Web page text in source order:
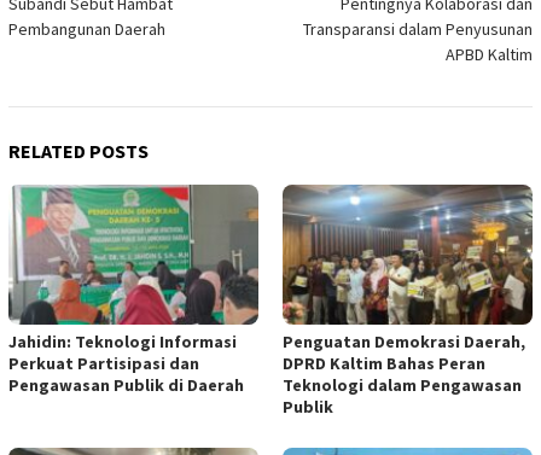
Pembangunan Daerah
Transparansi dalam Penyusunan
APBD Kaltim
RELATED POSTS
Jahidin: Teknologi Informasi
Perkuat Partisipasi dan
Pengawasan Publik di Daerah
Penguatan Demokrasi Daerah,
DPRD Kaltim Bahas Peran
Teknologi dalam Pengawasan
Publik